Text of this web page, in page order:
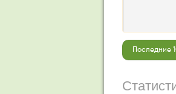
Последние